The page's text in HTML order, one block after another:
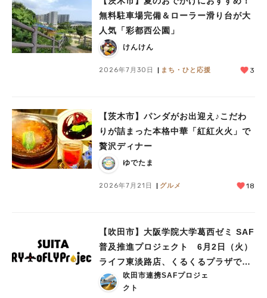
無料駐車場完備＆ローラー滑り台が大
人気「彩都西公園」
けんけん
2026年7月30日 まち・ひと応援 3
【茨木市】パンダがお出迎え♪こだわ
りが詰まった本格中華「紅紅火火」で
贅沢ディナー
ゆでたま
2026年7月21日 グルメ 18
【吹田市】大阪学院大学葛西ゼミ SAF
普及推進プロジェクト 6月2日（火）
ライフ東淡路店、くるくるプラザで見
学会を実施吹田市連携SAFプロジェ
クト
人気のキーワード